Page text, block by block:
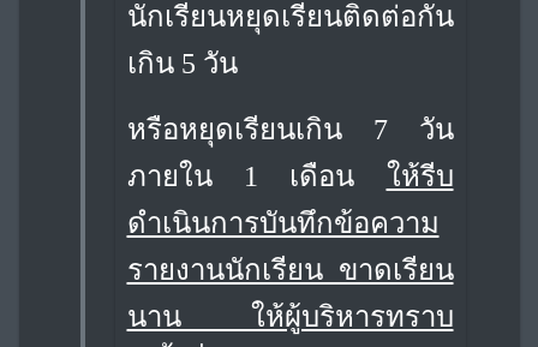
นักเรียนหยุดเรียนติดต่อกัน
เกิน 5 วัน
หรือหยุดเรียนเกิน 7 วัน
ภายใน 1 เดือน ให้รีบ
ดำเนินการบันทึกข้อความ
รายงานนักเรียน ขาดเรียน
นาน ให้ผู้บริหารทราบ